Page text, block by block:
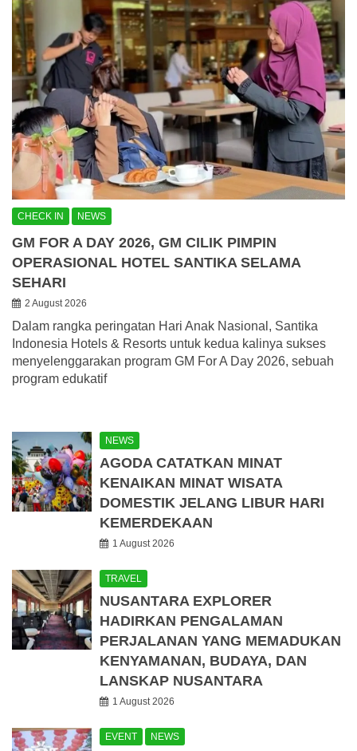
CHECK IN NEWS
GM FOR A DAY 2026, GM CILIK PIMPIN
OPERASIONAL HOTEL SANTIKA SELAMA
SEHARI
2 August 2026
Dalam rangka peringatan Hari Anak Nasional, Santika
Indonesia Hotels & Resorts untuk kedua kalinya sukses
menyelenggarakan program GM For A Day 2026, sebuah
program edukatif
NEWS
AGODA CATATKAN MINAT
KENAIKAN MINAT WISATA
DOMESTIK JELANG LIBUR HARI
KEMERDEKAAN
1 August 2026
TRAVEL
NUSANTARA EXPLORER
HADIRKAN PENGALAMAN
PERJALANAN YANG MEMADUKAN
KENYAMANAN, BUDAYA, DAN
LANSKAP NUSANTARA
1 August 2026
EVENT NEWS